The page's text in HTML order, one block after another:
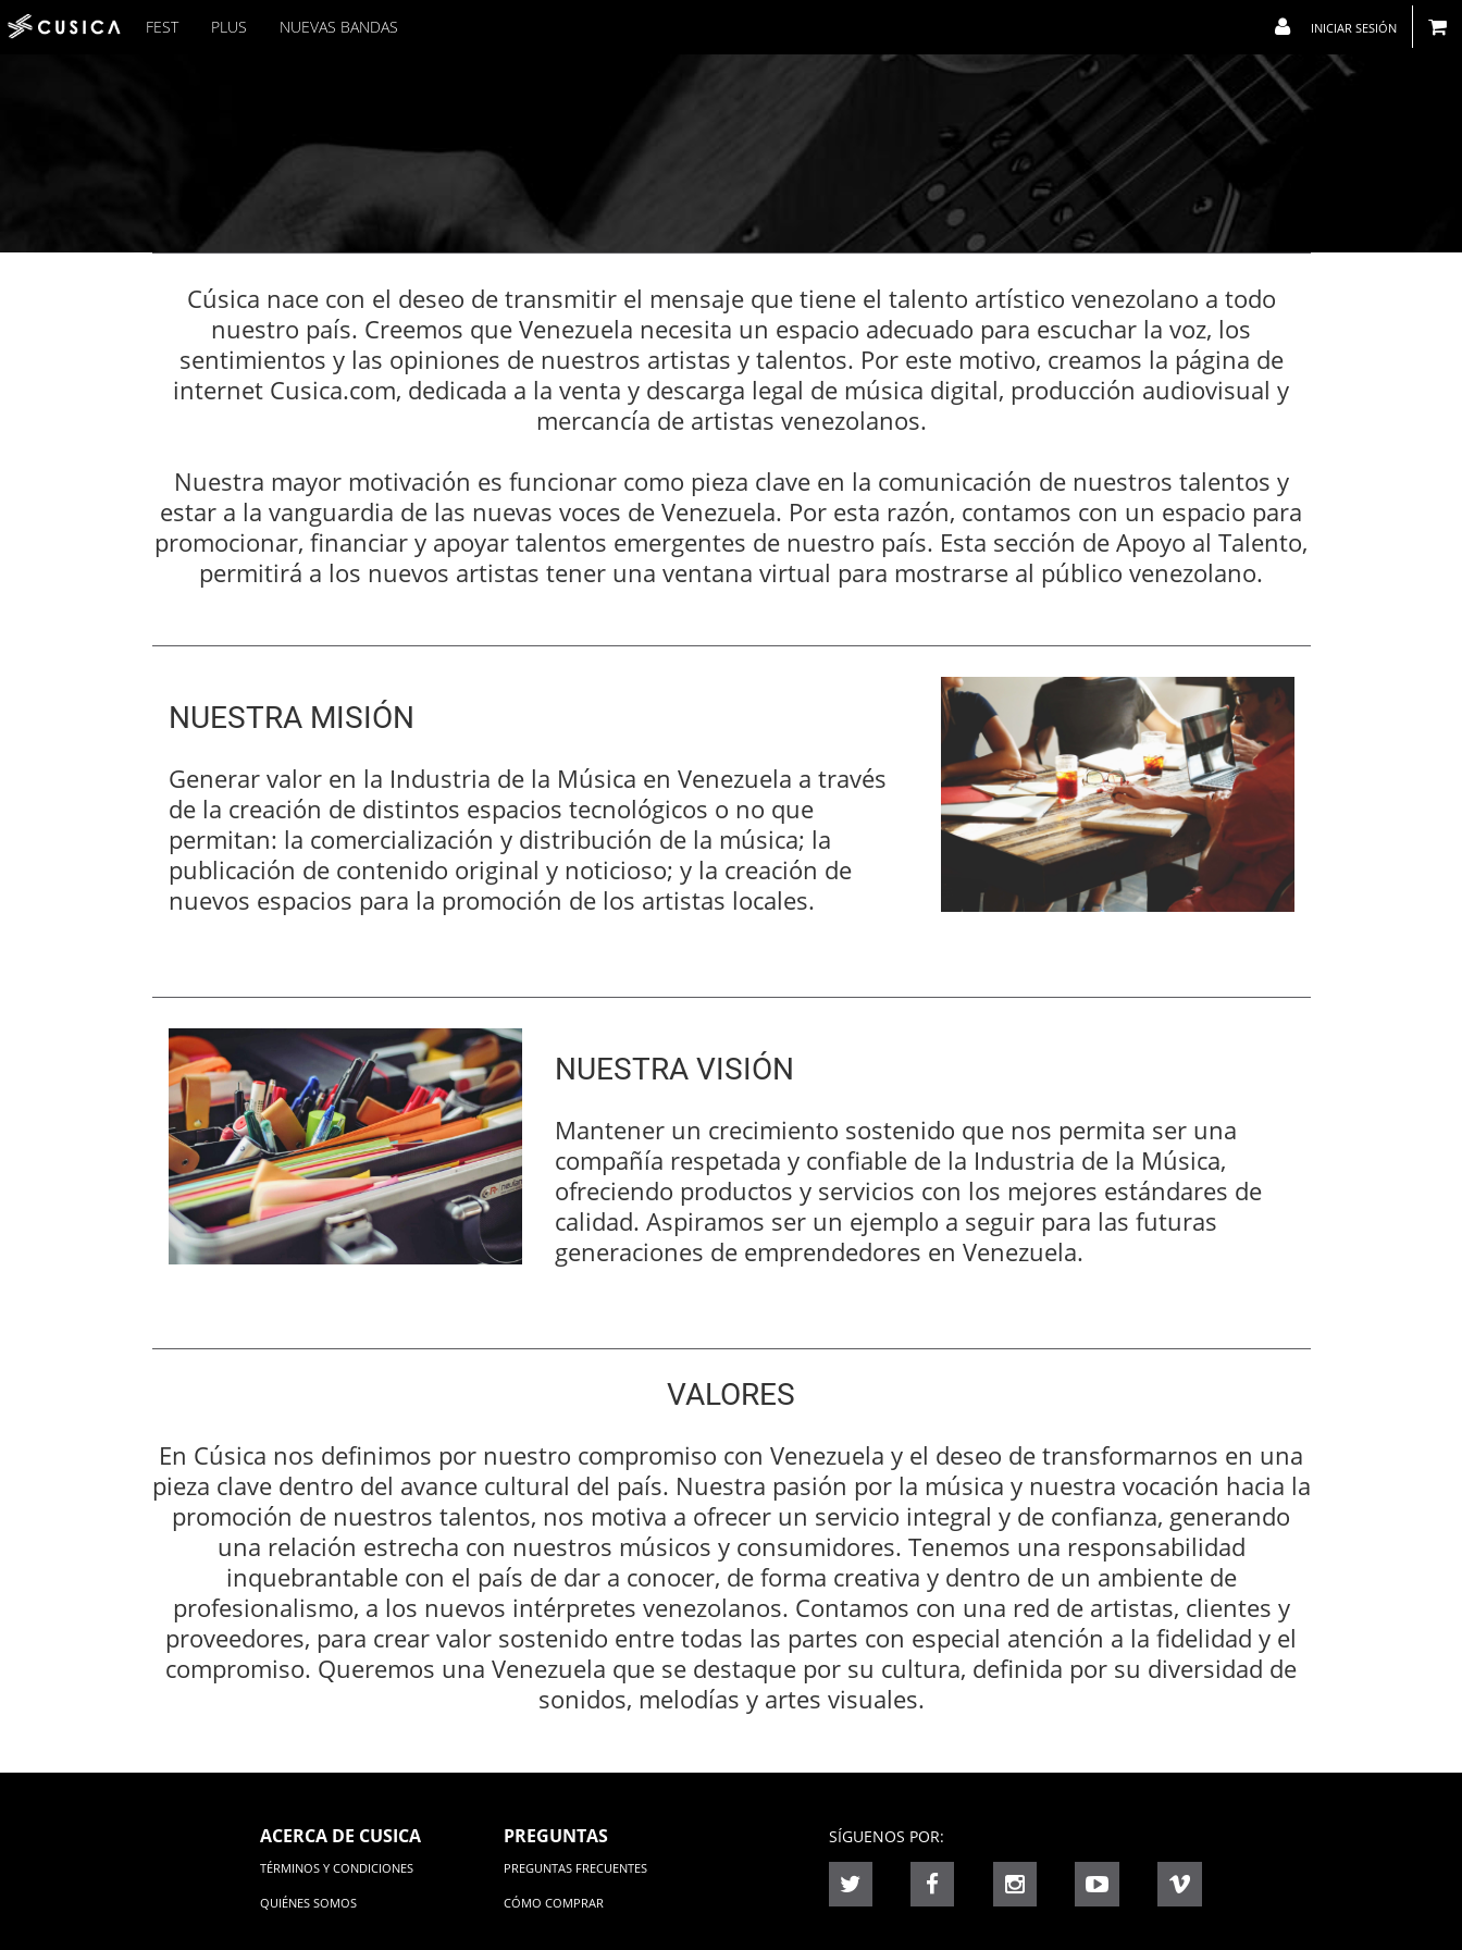
FEST PLUS NUEVAS BANDAS INICIAR SESIÓN
Cúsica nace con el deseo de transmitir el mensaje que tiene el talento artístico venezolano a todo
nuestro país. Creemos que Venezuela necesita un espacio adecuado para escuchar la voz, los
sentimientos y las opiniones de nuestros artistas y talentos. Por este motivo, creamos la página de
internet Cusica.com, dedicada a la venta y descarga legal de música digital, producción audiovisual y
mercancía de artistas venezolanos.
Nuestra mayor motivación es funcionar como pieza clave en la comunicación de nuestros talentos y
estar a la vanguardia de las nuevas voces de Venezuela. Por esta razón, contamos con un espacio para
promocionar, financiar y apoyar talentos emergentes de nuestro país. Esta sección de Apoyo al Talento,
permitirá a los nuevos artistas tener una ventana virtual para mostrarse al público venezolano.
NUESTRA MISIÓN
Generar valor en la Industria de la Música en Venezuela a través
de la creación de distintos espacios tecnológicos o no que
permitan: la comercialización y distribución de la música; la
publicación de contenido original y noticioso; y la creación de
nuevos espacios para la promoción de los artistas locales.
NUESTRA VISIÓN
Mantener un crecimiento sostenido que nos permita ser una
compañía respetada y confiable de la Industria de la Música,
ofreciendo productos y servicios con los mejores estándares de
calidad. Aspiramos ser un ejemplo a seguir para las futuras
generaciones de emprendedores en Venezuela.
VALORES
En Cúsica nos definimos por nuestro compromiso con Venezuela y el deseo de transformarnos en una
pieza clave dentro del avance cultural del país. Nuestra pasión por la música y nuestra vocación hacia la
promoción de nuestros talentos, nos motiva a ofrecer un servicio integral y de confianza, generando
una relación estrecha con nuestros músicos y consumidores. Tenemos una responsabilidad
inquebrantable con el país de dar a conocer, de forma creativa y dentro de un ambiente de
profesionalismo, a los nuevos intérpretes venezolanos. Contamos con una red de artistas, clientes y
proveedores, para crear valor sostenido entre todas las partes con especial atención a la fidelidad y el
compromiso. Queremos una Venezuela que se destaque por su cultura, definida por su diversidad de
sonidos, melodías y artes visuales.
ACERCA DE CUSICA
TÉRMINOS Y CONDICIONES
QUIÉNES SOMOS
PREGUNTAS
PREGUNTAS FRECUENTES
CÓMO COMPRAR
SÍGUENOS POR: